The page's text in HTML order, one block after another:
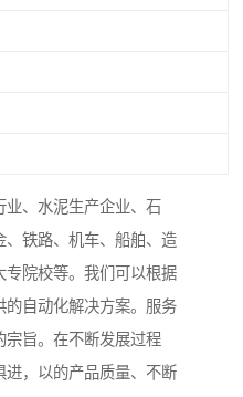
业、水泥生产企业、石
、铁路、机车、船舶、造
院校等。我们可以根据
的自动化解决方案。服务
宗旨。在不断发展过程
进，以的产品质量、不断